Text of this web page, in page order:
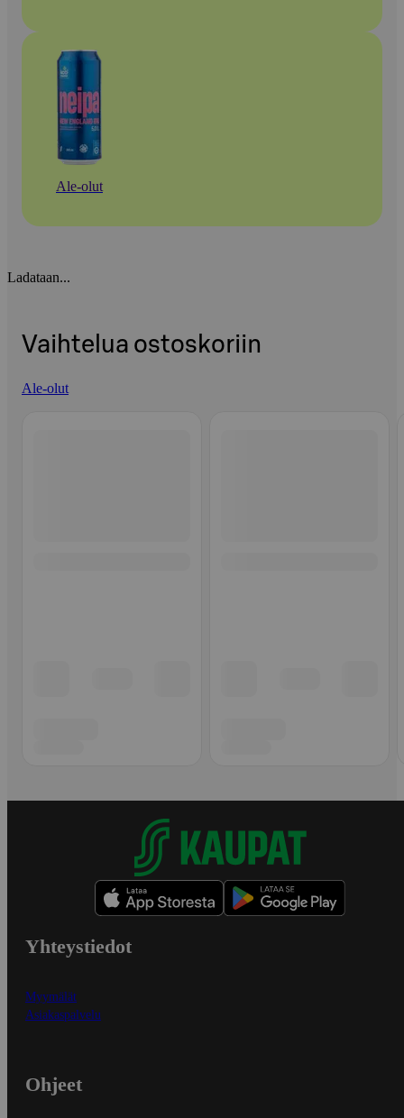
Ale-olut
Ladataan...
Vaihtelua ostoskoriin
Ale-olut
Yhteystiedot
Myymälät
Asiakaspalvelu
Ohjeet